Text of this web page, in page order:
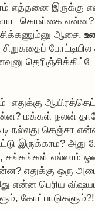
எத்தனை இருக்கு
கொள்கை என்ன?
ஆசை.
எதுக்கு
மக்கள் நலன்
நல்லது செஞ்சா
இருக்காம?
எல்லாம்
எதுக்கு ஒரு
என்ன பெரிய
கோட்பாடுகளும்?!